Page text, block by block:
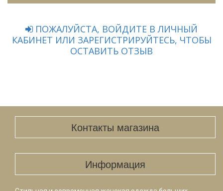
ПОЖАЛУЙСТА, ВОЙДИТЕ В ЛИЧНЫЙ
КАБИНЕТ ИЛИ ЗАРЕГИСТРИРУЙТЕСЬ, ЧТОБЫ
ОСТАВИТЬ ОТЗЫВ
Контакты магазина
Информация